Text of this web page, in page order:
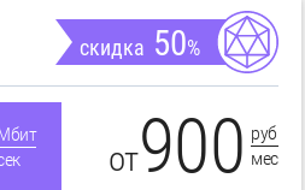
скидка 50%
Мбит
от900 руб
мес